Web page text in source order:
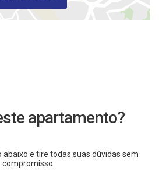
apartamento?
e tire todas suas dúvidas sem
compromisso.